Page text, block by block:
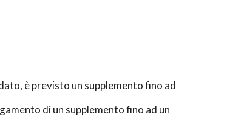
è previsto un supplemento fino ad
di un supplemento fino ad un